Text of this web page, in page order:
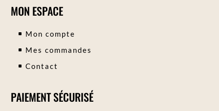
MON ESPACE
Mon compte
Mes commandes
Contact
PAIEMENT SÉCURISÉ